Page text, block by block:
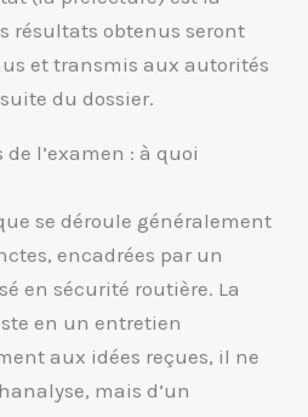
résultats obtenus seront
et transmis aux autorités
du dossier.
l’examen : à quoi
se déroule généralement
encadrées par un
en sécurité routière. La
en un entretien
aux idées reçues, il ne
mais d’un